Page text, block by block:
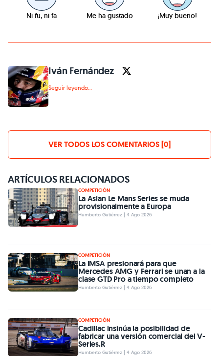
Ni fu, ni fa Me ha gustado ¡Muy bueno!
Iván Fernández
Seguir leyendo...
VER TODOS LOS COMENTARIOS [0]
ARTÍCULOS RELACIONADOS
COMPETICIÓN
La Asian Le Mans Series se muda
provisionalmente a Europa
Humberto Gutiérrez | 4 Ago 2026
COMPETICIÓN
La IMSA presionará para que
Mercedes AMG y Ferrari se unan a la
clase GTD Pro a tiempo completo
Humberto Gutiérrez | 4 Ago 2026
COMPETICIÓN
Cadillac insinúa la posibilidad de
fabricar una versión comercial del V-
Series.R
Humberto Gutiérrez | 4 Ago 2026